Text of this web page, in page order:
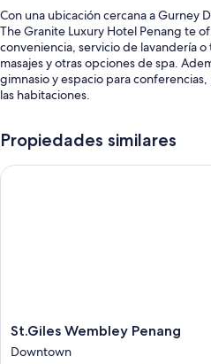
Con una ubicación cercana a Gurney
The Granite Luxury Hotel Penang te
conveniencia, servicio de lavandería
masajes y otras opciones de spa.
gimnasio y espacio para
las habitaciones.
Alberca techada y chapoteadero
Estacionamiento (con cargo),
Características de la habitación
Las 152 habitaciones con muebles
Propiedades similares
St.Giles
Wembley
Penang
St.Giles Wembley Penang
Downtown
St.Giles Wembley Penang